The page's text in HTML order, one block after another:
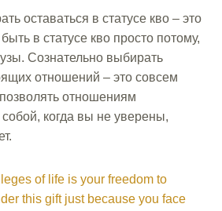
оставаться в статусе кво – это
в статусе кво просто потому,
Сознательно выбирать
отношений – это совсем
отношениям
когда вы не уверены,
of life is your freedom to
this gift just because you face